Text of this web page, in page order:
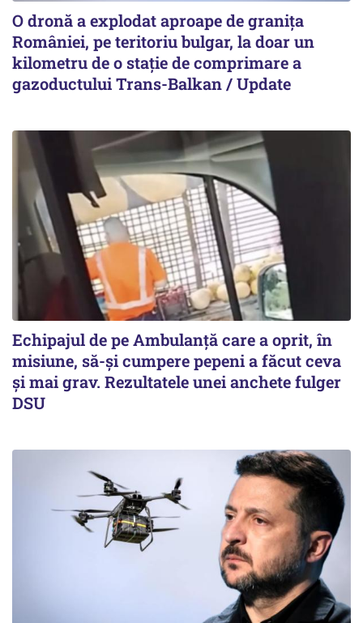
O dronă a explodat aproape de granița
României, pe teritoriu bulgar, la doar un
kilometru de o stație de comprimare a
gazoductului Trans-Balkan / Update
Echipajul de pe Ambulanță care a oprit, în
misiune, să-și cumpere pepeni a făcut ceva
și mai grav. Rezultatele unei anchete fulger
DSU